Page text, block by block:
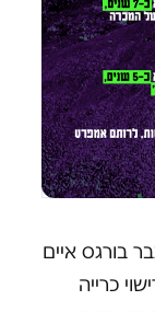
בורגס איים
כרייה